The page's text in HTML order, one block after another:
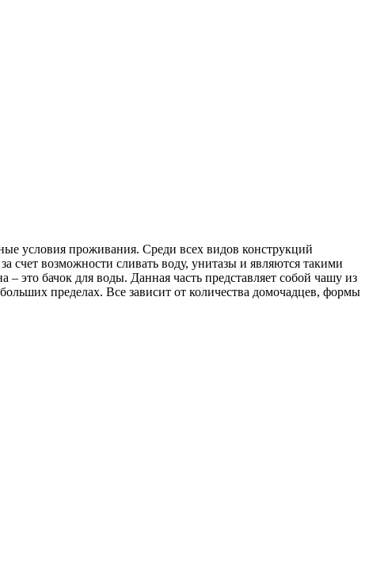
условия проживания. Среди всех видов конструкций
счет возможности сливать воду, унитазы и являются такими
это бачок для воды. Данная часть представляет собой чашу из
пределах. Все зависит от количества домочадцев, формы